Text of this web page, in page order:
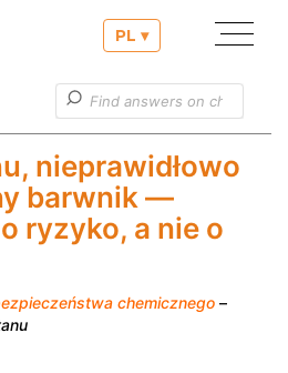
PL ▾
PCN
nieprawidłowo
barwnik —
ryzyko, a nie o
chemicznego –